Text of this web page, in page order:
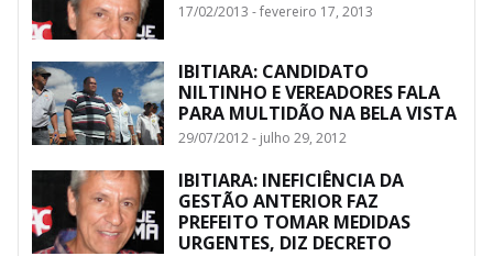
17/02/2013 - fevereiro 17, 2013
IBITIARA: CANDIDATO
NILTINHO E VEREADORES FALA
PARA MULTIDÃO NA BELA VISTA
29/07/2012 - julho 29, 2012
IBITIARA: INEFICIÊNCIA DA
GESTÃO ANTERIOR FAZ
PREFEITO TOMAR MEDIDAS
URGENTES, DIZ DECRETO